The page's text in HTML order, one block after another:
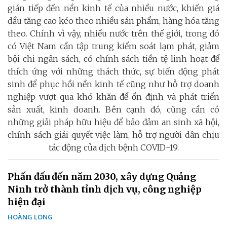
gián tiếp đến nền kinh tế của nhiều nước, khiến giá
dầu tăng cao kéo theo nhiều sản phẩm, hàng hóa tăng
theo. Chính vì vậy, nhiều nước trên thế giới, trong đó
có Việt Nam cần tập trung kiểm soát lạm phát, giảm
bội chi ngân sách, có chính sách tiền tệ linh hoạt để
thích ứng với những thách thức, sự biến động phát
sinh để phục hồi nền kinh tế cũng như hỗ trợ doanh
nghiệp vượt qua khó khăn để ổn định và phát triển
sản xuất, kinh doanh. Bên cạnh đó, cũng cần có
những giải pháp hữu hiệu để bảo đảm an sinh xã hội,
chính sách giải quyết việc làm, hỗ trợ người dân chịu
tác động của dịch bệnh COVID-19.
Phấn đấu đến năm 2030, xây dựng Quảng
Ninh trở thành tỉnh dịch vụ, công nghiệp
hiện đại
HOÀNG LONG